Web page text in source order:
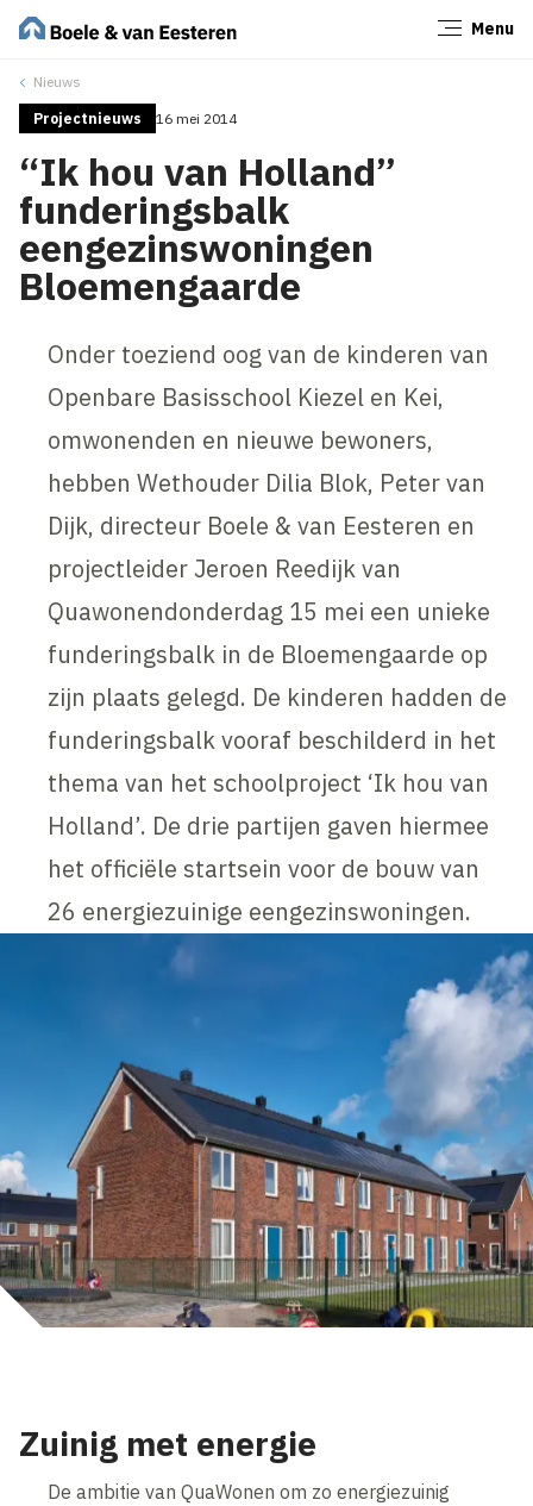
Menu
Nieuws
Projectnieuws 16 mei 2014
“Ik hou van Holland”
funderingsbalk
eengezinswoningen
Bloemengaarde
Onder toeziend oog van de kinderen van
Openbare Basisschool Kiezel en Kei,
omwonenden en nieuwe bewoners,
hebben Wethouder Dilia Blok, Peter van
Dijk, directeur Boele & van Eesteren en
projectleider Jeroen Reedijk van
Quawonendonderdag 15 mei een unieke
funderingsbalk in de Bloemengaarde op
zijn plaats gelegd. De kinderen hadden de
funderingsbalk vooraf beschilderd in het
thema van het schoolproject ‘Ik hou van
Holland’. De drie partijen gaven hiermee
het officiële startsein voor de bouw van
26 energiezuinige eengezinswoningen.
Zuinig met energie
De ambitie van QuaWonen om zo energiezuinig
Sluiten